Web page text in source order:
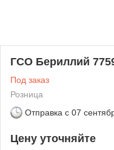
ГСО Бериллий
Под заказ
Розница
Отправка с 07
Цену уточняйте